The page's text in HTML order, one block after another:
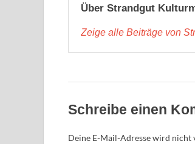
Über Strandgut
Zeige alle Beiträge von
Schreibe einen
Deine E-Mail-Adresse wird